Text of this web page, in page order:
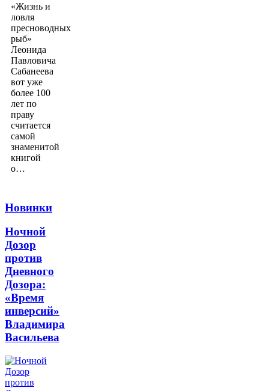
«Жизнь и
ловля
пресноводных
рыб»
Леонида
Павловича
Сабанеева
вот уже
более 100
лет по
праву
считается
самой
знаменитой
книгой
о…
Новинки
Ночной
Дозор
против
Дневного
Дозора:
«Время
инверсий»
Владимира
Васильева